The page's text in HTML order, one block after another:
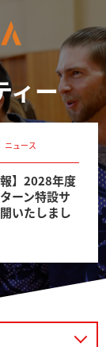
ィー
メディア掲載
DIGのニュ
て、CBCテ
イベント
災フェス」
ニュース
報】2028年度
ーン特設サ
いたしまし
メディア掲載
レビ「イチオ
て、「あそ
ジェクト」
介されまし